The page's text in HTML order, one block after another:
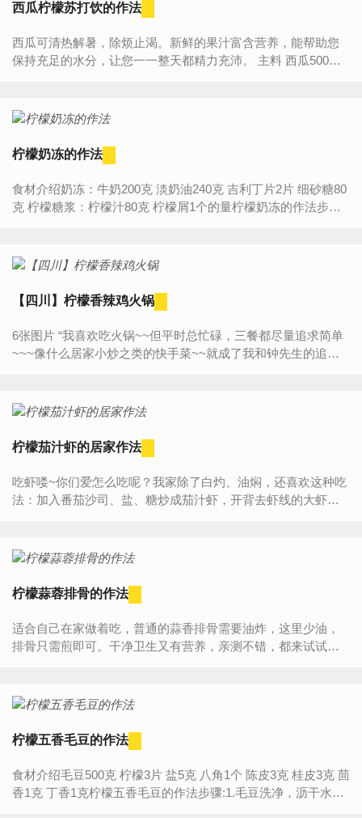
西瓜柠檬苏打饮的作法
西瓜可清热解暑，除烦止渴。新鲜的果汁富含营养，能帮助您
保持充足的水分，让您一一整天都精力充沛。 主料 西瓜500克
柠檬奶冻的作法
食材介绍奶冻：牛奶200克 淡奶油240克 吉利丁片2片 细砂糖80
克 柠檬糖浆：柠檬汁80克 柠檬屑1个的量柠檬奶冻的作法步
【四川】柠檬香辣鸡火锅
6张图片 “我喜欢吃火锅~~但平时总忙碌，三餐都尽量追求简单
~~~像什么居家小炒之类的快手菜~~就成了我和钟先生的追求
柠檬茄汁虾的居家作法
吃虾喽~你们爱怎么吃呢？我家除了白灼、油焖，还喜欢这种吃
法：加入番茄沙司、盐、糖炒成茄汁虾，开背去虾线的大虾干
柠檬蒜蓉排骨的作法
适合自己在家做着吃，普通的蒜香排骨需要油炸，这里少油，
排骨只需煎即可。干净卫生又有营养，亲测不错，都来试试吧
柠檬五香毛豆的作法
食材介绍毛豆500克 柠檬3片 盐5克 八角1个 陈皮3克 桂皮3克 茴
香1克 丁香1克柠檬五香毛豆的作法步骤:1.毛豆洗净，沥干水；